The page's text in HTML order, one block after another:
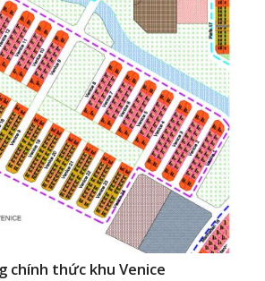
chính thức khu Venice